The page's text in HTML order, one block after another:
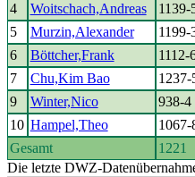
4
Woitschach,Andreas 1139-
5
Murzin,Alexander 1199-
6
Böttcher,Frank 1112-
7
Chu,Kim Bao 1237-
9
Winter,Nico 938-4
10 Hampel,Theo 1067-
Gesamt
1221
Die letzte DWZ-